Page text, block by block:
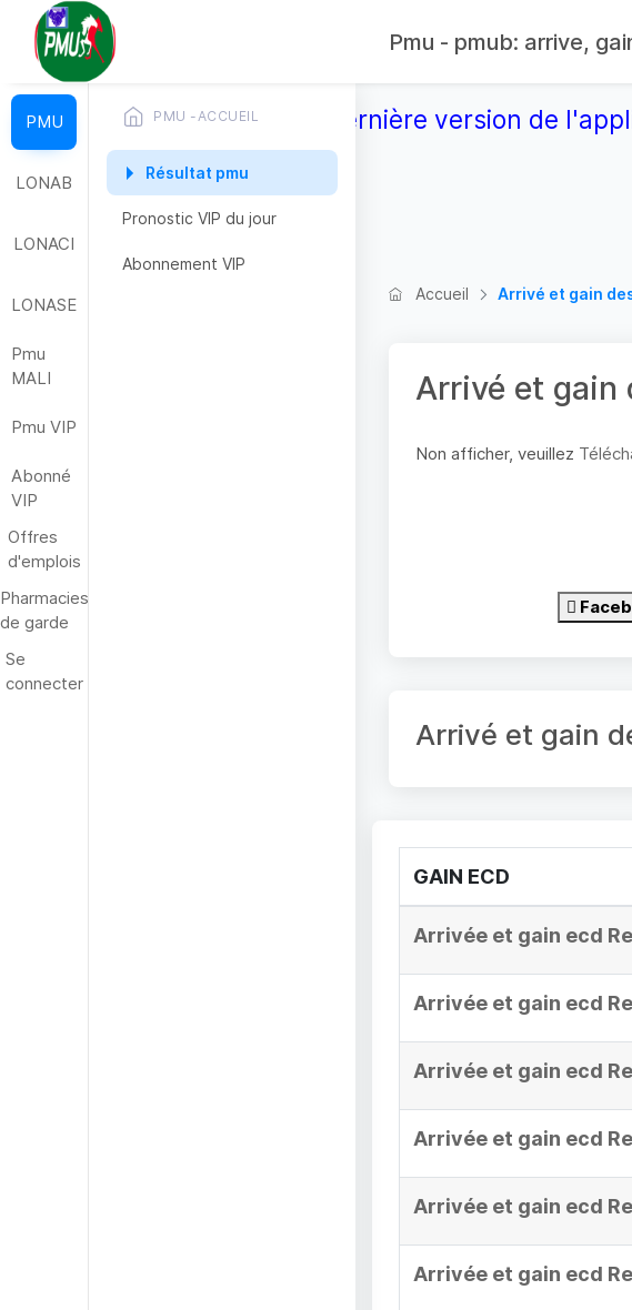
Pmu - pmub: arrive,
Télécharger la dernière version de
PMU
LONAB
LONACI
LONASE
Pmu
MALI
Pmu VIP
Abonné
VIP
Offres
d'emplois
Pharmacies
de garde
Se
connecter
PMU -ACCUEIL
Résultat pmu
Pronostic VIP du jour
Abonnement VIP
Accueil
Arrivé et gain
Arrivé et gain
Non afficher, veuillez
Arrivé et gain
GAIN ECD
Arrivée et gain ecd
Arrivée et gain ecd
Arrivée et gain ecd
Arrivée et gain ecd
Arrivée et gain ecd
Arrivée et gain ecd